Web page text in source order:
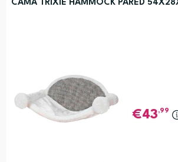
CAMA TRIXIE HAMMOCK PARED
43,99